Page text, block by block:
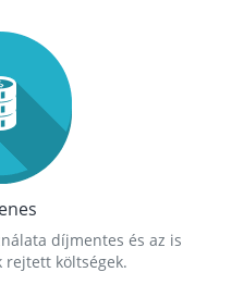
díjmentes és az is
rejtett költségek.